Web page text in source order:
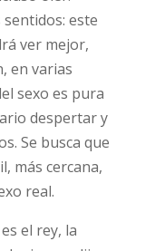
este
ver mejor,
en varias
sexo es
los sentidos.
verosímil,
si fuera
el rey, la